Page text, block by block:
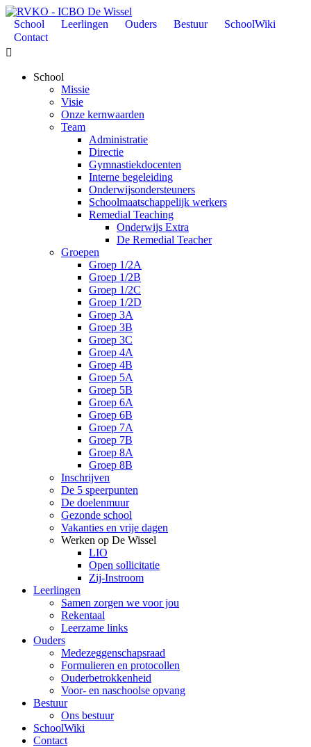
School Leerlingen Ouders Bestuur
SchoolWiki
Contact

School
Missie
Visie
Onze kernwaarden
Team
Administratie
Directie
Gymnastiekdocenten
Interne begeleiding
Onderwijsondersteuners
Schoolmaatschappelijk werkers
Remedial Teaching
Onderwijs Extra
De Remedial Teacher
Groepen
Groep 1/2A
Groep 1/2B
Groep 1/2C
Groep 1/2D
Groep 3A
Groep 3B
Groep 3C
Groep 4A
Groep 4B
Groep 5A
Groep 5B
Groep 6A
Groep 6B
Groep 7A
Groep 7B
Groep 8A
Groep 8B
Inschrijven
De 5 speerpunten
De doelenmuur
Gezonde school
Vakanties en vrije dagen
Werken op De Wissel
LIO
Open sollicitatie
Zij-Instroom
Leerlingen
Samen zorgen we voor jou
Rekentaal
Leerzame links
Ouders
Medezeggenschapsraad
Formulieren en protocollen
Ouderbetrokkenheid
Voor- en naschoolse opvang
Bestuur
Ons bestuur
SchoolWiki
Contact